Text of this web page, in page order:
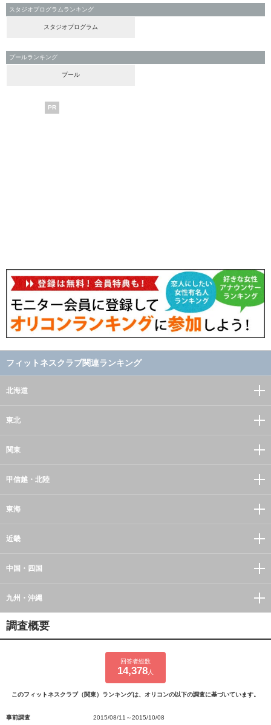
スタジオプログラムランキング
スタジオプログラム
プールランキング
プール
PR
フィットネスクラブ関連ランキング
北海道
東北
関東
甲信越・北陸
東海
近畿
中国・四国
九州・沖縄
調査概要
回答者総数
14,378 人
このフィットネスクラブ（関東）ランキングは、オリコンの以下の調査に基づいています。
事前調査
2015/08/11～2015/10/08